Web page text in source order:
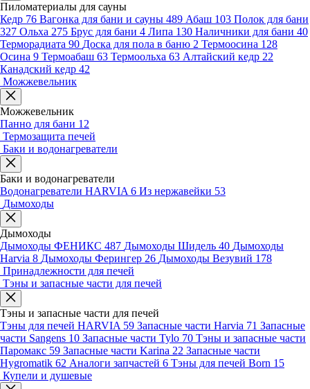
Пиломатериалы для сауны
Кедр 76 Вагонка для бани и сауны 489 Абаш 103 Полок для бани
327 Ольха 275 Брус для бани 4 Липа 130 Наличники для бани 40
Терморадиата 90 Доска для пола в баню 2 Термоосина 128
Осина 9 Термоабаш 63 Термоольха 63 Алтайский кедр 22
Канадский кедр 42
Можжевельник
Можжевельник
Панно для бани 12
Термозащита печей
Баки и водонагреватели
Баки и водонагреватели
Водонагреватели HARVIA 6 Из нержавейки 53
Дымоходы
Дымоходы
Дымоходы ФЕНИКС 487 Дымоходы Шидель 40 Дымоходы
Harvia 8 Дымоходы Ферингер 26 Дымоходы Везувий 178
Принадлежности для печей
Тэны и запасные части для печей
Тэны и запасные части для печей
Тэны для печей HARVIA 59 Запасные части Harvia 71 Запасные
части Sangens 10 Запасные части Tylo 70 Тэны и запасные части
Паромакс 59 Запасные части Karina 22 Запасные части
Hygromatik 62 Аналоги запчастей 6 Тэны для печей Born 15
Купели и душевые